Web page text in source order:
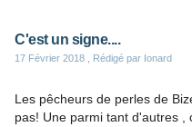
C'est un signe....
17 Février 2018 , Rédigé par Ionard
Les pêcheurs de perles de
pas! Une parmi tant d'autres ,